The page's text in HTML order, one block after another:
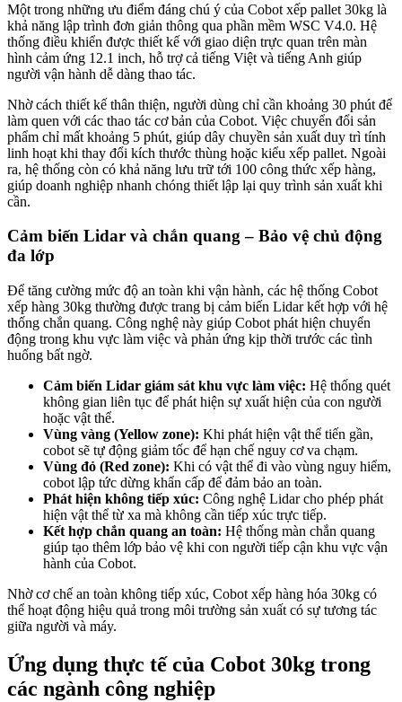
Một trong những ưu điểm đáng chú ý của Cobot xếp pallet 30kg là
khả năng lập trình đơn giản thông qua phần mềm WSC V4.0. Hệ
thống điều khiển được thiết kế với giao diện trực quan trên màn
hình cảm ứng 12.1 inch, hỗ trợ cả tiếng Việt và tiếng Anh giúp
người vận hành dễ dàng thao tác.
Nhờ cách thiết kế thân thiện, người dùng chỉ cần khoảng 30 phút để
làm quen với các thao tác cơ bản của Cobot. Việc chuyển đổi sản
phẩm chỉ mất khoảng 5 phút, giúp dây chuyền sản xuất duy trì tính
linh hoạt khi thay đổi kích thước thùng hoặc kiểu xếp pallet. Ngoài
ra, hệ thống còn có khả năng lưu trữ tới 100 công thức xếp hàng,
giúp doanh nghiệp nhanh chóng thiết lập lại quy trình sản xuất khi
cần.
Cảm biến Lidar và chắn quang – Bảo vệ chủ động
đa lớp
Để tăng cường mức độ an toàn khi vận hành, các hệ thống Cobot
xếp hàng 30kg thường được trang bị cảm biến Lidar kết hợp với hệ
thống chắn quang. Công nghệ này giúp Cobot phát hiện chuyển
động trong khu vực làm việc và phản ứng kịp thời trước các tình
huống bất ngờ.
Cảm biến Lidar giám sát khu vực làm việc: Hệ thống quét
không gian liên tục để phát hiện sự xuất hiện của con người
hoặc vật thể.
Vùng vàng (Yellow zone): Khi phát hiện vật thể tiến gần,
cobot sẽ tự động giảm tốc để hạn chế nguy cơ va chạm.
Vùng đỏ (Red zone): Khi có vật thể đi vào vùng nguy hiểm,
cobot lập tức dừng khẩn cấp để đảm bảo an toàn.
Phát hiện không tiếp xúc: Công nghệ Lidar cho phép phát
hiện vật thể từ xa mà không cần tiếp xúc trực tiếp.
Kết hợp chắn quang an toàn: Hệ thống màn chắn quang
giúp tạo thêm lớp bảo vệ khi con người tiếp cận khu vực vận
hành của Cobot.
Nhờ cơ chế an toàn không tiếp xúc, Cobot xếp hàng hóa 30kg có
thể hoạt động hiệu quả trong môi trường sản xuất có sự tương tác
giữa người và máy.
Ứng dụng thực tế của Cobot 30kg trong
các ngành công nghiệp